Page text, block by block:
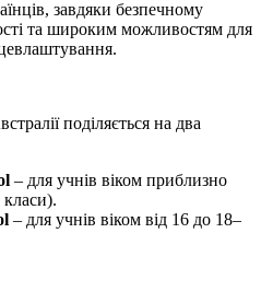
завдяки безпечному
та широким можливостям для
поділяється на два
– для учнів віком приблизно
класи).
– для учнів віком від 16 до 18–